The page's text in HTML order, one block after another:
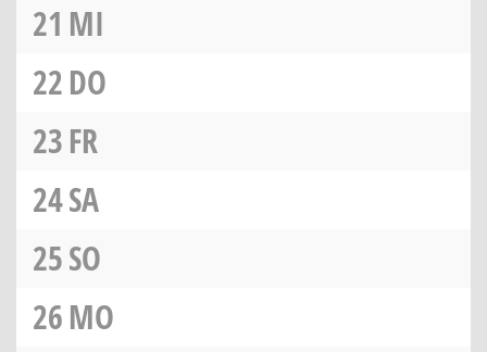
21 MI
22DO
23FR
24SA
25SO
26MO